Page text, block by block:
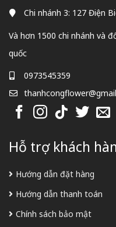
Chi nhánh 3: 127 Điện
Và hơn 1500 chi nhánh và
quốc
0973545359
Hỗ trợ khách
Hướng dẫn đặt hàng
Hướng dẫn thanh toán
Chính sách bảo mật